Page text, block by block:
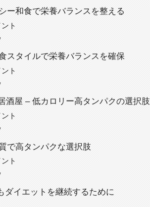
ー和食で栄養バランスを整える
ト
スタイルで栄養バランスを確保
ト
酒屋 – 低カロリー高タンパクの選択肢
ト
で高タンパクな選択肢
ト
ダイエットを継続するために